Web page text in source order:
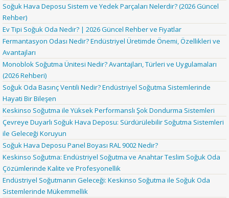
Soğuk Hava Deposu Sistem ve Yedek Parçaları Nelerdir? (2026 Güncel
Rehber)
Ev Tipi Soğuk Oda Nedir? | 2026 Güncel Rehber ve Fiyatlar
Fermantasyon Odası Nedir? Endüstriyel Üretimde Önemi, Özellikleri ve
Avantajları
Monoblok Soğutma Ünitesi Nedir? Avantajları, Türleri ve Uygulamaları
(2026 Rehberi)
Soğuk Oda Basınç Ventili Nedir? Endüstriyel Soğutma Sistemlerinde
Hayati Bir Bileşen
Keskinso Soğutma ile Yüksek Performanslı Şok Dondurma Sistemleri
Çevreye Duyarlı Soğuk Hava Deposu: Sürdürülebilir Soğutma Sistemleri
ile Geleceği Koruyun
Soğuk Hava Deposu Panel Boyası RAL 9002 Nedir?
Keskinso Soğutma: Endüstriyel Soğutma ve Anahtar Teslim Soğuk Oda
Çözümlerinde Kalite ve Profesyonellik
Endüstriyel Soğutmanın Geleceği: Keskinso Soğutma ile Soğuk Oda
Sistemlerinde Mükemmellik